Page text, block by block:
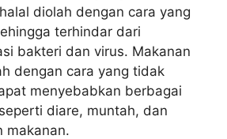
diolah dengan cara yang
terhindar dari
bakteri dan virus. Makanan
dengan cara yang tidak
menyebabkan berbagai
diare, muntah, dan
makanan.